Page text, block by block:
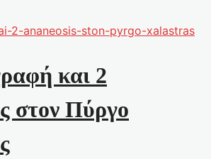
και 2
στον Πύργο